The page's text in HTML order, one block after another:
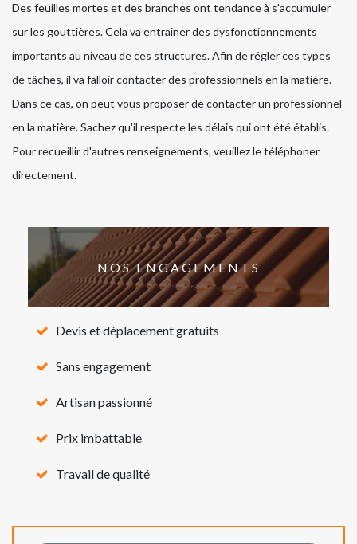
Des feuilles mortes et des branches ont tendance à s'accumuler
sur les gouttières. Cela va entraîner des dysfonctionnements
importants au niveau de ces structures. Afin de régler ces types
de tâches, il va falloir contacter des professionnels en la matière.
Dans ce cas, on peut vous proposer de contacter un professionnel
en la matière. Sachez qu'il respecte les délais qui ont été établis.
Pour recueillir d'autres renseignements, veuillez le téléphoner
directement.
NOS ENGAGEMENTS
Devis et déplacement gratuits
Sans engagement
Artisan passionné
Prix imbattable
Travail de qualité